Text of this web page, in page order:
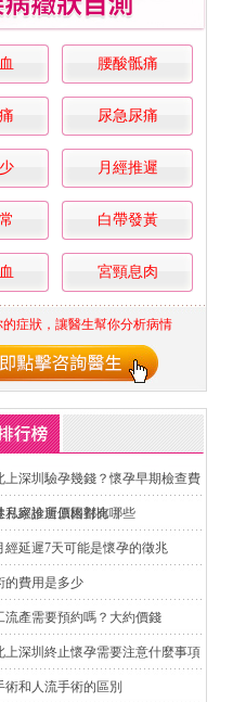
腰酸骶痛
尿急尿痛
月經推遲
白帶發黃
宮頸息肉
症狀，讓醫生幫你分析病情
上深圳驗孕幾錢？懷孕早期檢查費
私家診所價格對比
月經推遲原因都有哪些
經延遲7天可能是懷孕的徵兆
的費用是多少
流產需要預約嗎？大約價錢
上深圳終止懷孕需要注意什麼事項
術和人流手術的區別